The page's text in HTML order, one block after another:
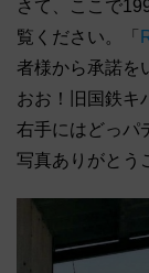
さて、ここで
覧ください。「
者様から承諾を
おお！旧国鉄キ
右手にはどっパ
写真ありがとう